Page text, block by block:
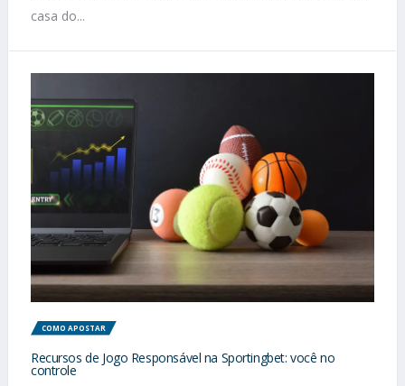
casa do...
COMO APOSTAR
Recursos de Jogo Responsável na Sportingbet: você no
controle